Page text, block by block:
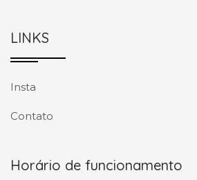
LINKS
Insta
Contato
Horário de funcionamento